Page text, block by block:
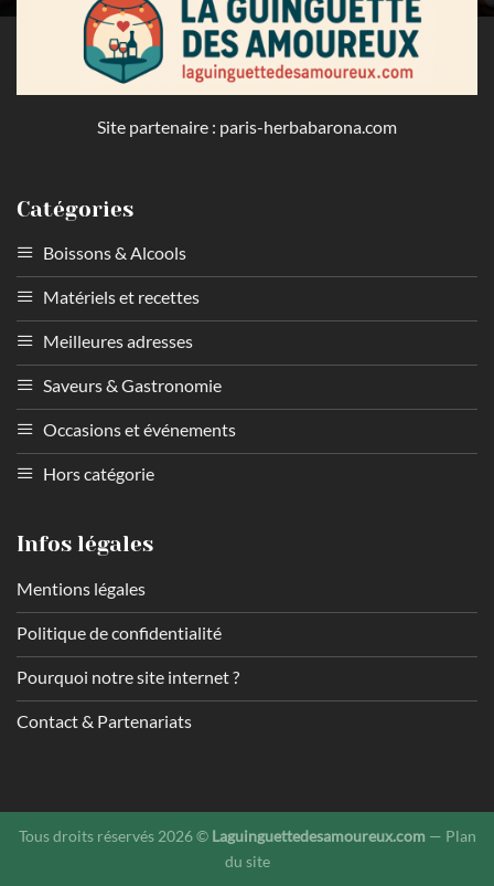
Site partenaire : paris-herbabarona.com
Catégories
Boissons & Alcools
Matériels et recettes
Meilleures adresses
Saveurs & Gastronomie
Occasions et événements
Hors catégorie
Infos légales
Mentions légales
Politique de confidentialité
Pourquoi notre site internet ?
Contact & Partenariats
Tous droits réservés 2026 © Laguinguettedesamoureux.com— Plan
du site